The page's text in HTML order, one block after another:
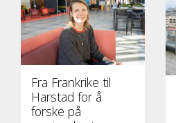
Fra Frankrike til
Harstad for å
forske på